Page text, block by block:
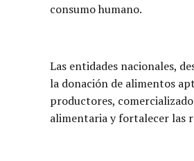
consumo humano.
Las entidades nacionales,
la donación de alimentos
productores,
alimentaria y fortalecer las